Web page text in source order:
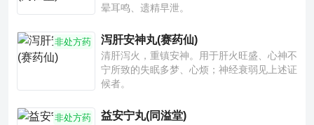
晕耳鸣、遗精早泄。
非处方药 泻肝安神丸(赛药仙)
清肝泻火，重镇安神。用于肝火旺盛、心神不
宁所致的失眠多梦、心烦；神经衰弱见上述证
候者。
非处方药 益安宁丸(同溢堂)